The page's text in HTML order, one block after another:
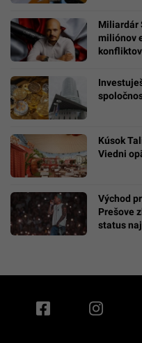
Miliardár
miliónov
konfliktov
Kúsok
Viedni
Východ
Prešove
status